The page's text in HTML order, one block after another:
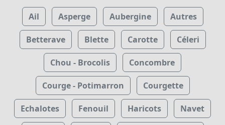
Ail Asperge Aubergine Autres
Betterave Blette Carotte Céleri
Chou - Brocolis Concombre
Courge - Potimarron Courgette
Echalotes Fenouil Haricots Navet